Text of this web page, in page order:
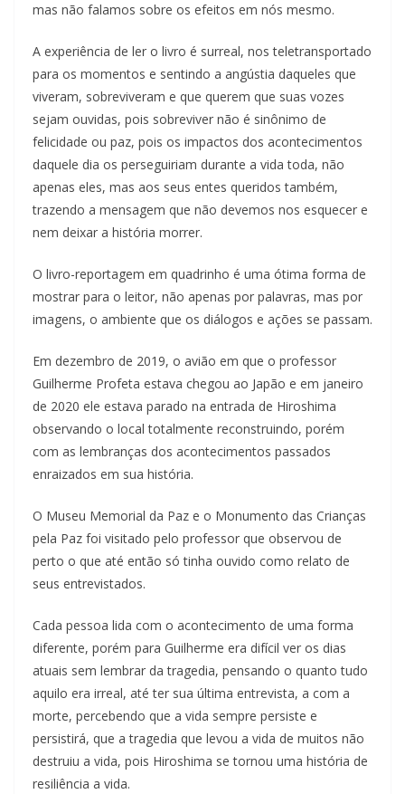
mas não falamos sobre os efeitos em nós mesmo.
A experiência de ler o livro é surreal, nos teletransportado
para os momentos e sentindo a angústia daqueles que
viveram, sobreviveram e que querem que suas vozes
sejam ouvidas, pois sobreviver não é sinônimo de
felicidade ou paz, pois os impactos dos acontecimentos
daquele dia os perseguiriam durante a vida toda, não
apenas eles, mas aos seus entes queridos também,
trazendo a mensagem que não devemos nos esquecer e
nem deixar a história morrer.
O livro-reportagem em quadrinho é uma ótima forma de
mostrar para o leitor, não apenas por palavras, mas por
imagens, o ambiente que os diálogos e ações se passam.
Em dezembro de 2019, o avião em que o professor
Guilherme Profeta estava chegou ao Japão e em janeiro
de 2020 ele estava parado na entrada de Hiroshima
observando o local totalmente reconstruindo, porém
com as lembranças dos acontecimentos passados
enraizados em sua história.
O Museu Memorial da Paz e o Monumento das Crianças
pela Paz foi visitado pelo professor que observou de
perto o que até então só tinha ouvido como relato de
seus entrevistados.
Cada pessoa lida com o acontecimento de uma forma
diferente, porém para Guilherme era difícil ver os dias
atuais sem lembrar da tragedia, pensando o quanto tudo
aquilo era irreal, até ter sua última entrevista, a com a
morte, percebendo que a vida sempre persiste e
persistirá, que a tragedia que levou a vida de muitos não
destruiu a vida, pois Hiroshima se tornou uma história de
resiliência a vida.